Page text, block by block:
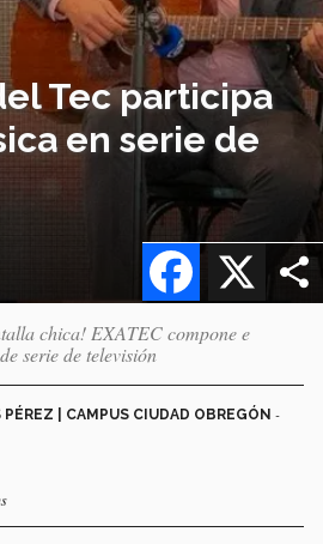
Tec participa
en serie de
X
Facebook
chica! EXATEC compone e
serie de televisión
PÉREZ | CAMPUS CIUDAD OBREGÓN -